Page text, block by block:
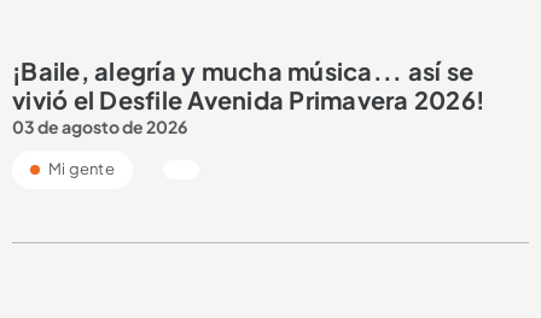
¡Baile, alegría y mucha música... así se
vivió el Desfile Avenida Primavera 2026!
03 de agosto de 2026
Mi gente